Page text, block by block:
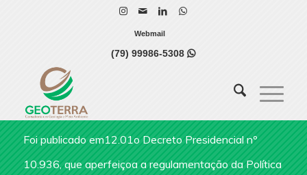
Webmail
(79) 99986-5308
Foi publicado em12.01o Decreto Presidencial nº
10.936, que aperfeiçoa a regulamentação da Política